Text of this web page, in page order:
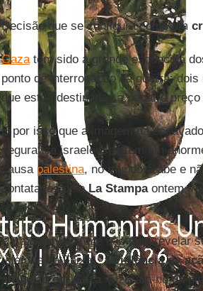
Decisão que se configura como um
Gazatem sido a grande esquecida
ponto de interrogação da guerra:
que estão destinadas a pagar o
É por isso que a imagem da
segurança israelenses tem um
causa palestina, no mundo árabe e
contatados peloLa Stampaontem,
ocupação”.
ParaSamy A.(que não quis revelar
telefone da Faixa) “a violência da
situação em Gaza . Fizeram-no da